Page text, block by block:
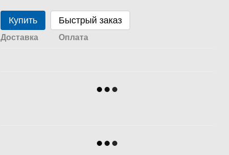
Купить Быстрый заказ
Доставка Оплата